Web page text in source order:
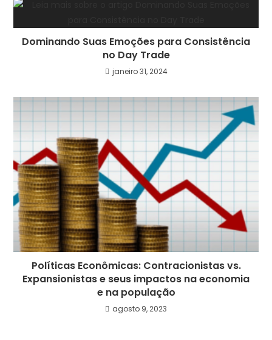
Dominando Suas Emoções para Consistência
no Day Trade
janeiro 31, 2024
Políticas Econômicas: Contracionistas vs.
Expansionistas e seus impactos na economia
e na população
agosto 9, 2023